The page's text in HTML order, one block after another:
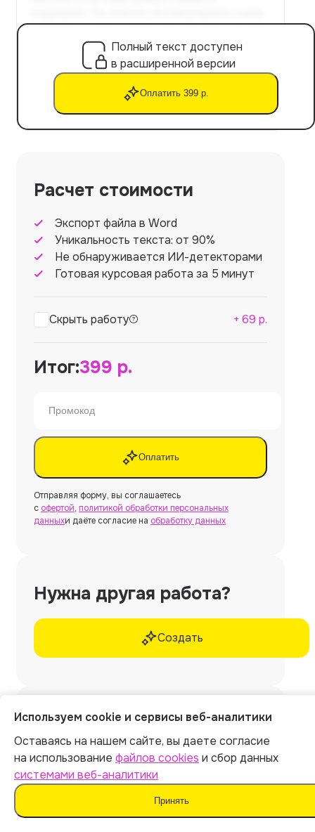
Полный текст доступен
в расширенной версии
Оплатить 399 р.
Расчет стоимости
Экспорт файла в Word
Уникальность текста: от 90%
Не обнаруживается ИИ-детекторами
Готовая курсовая работа за 5 минут
Скрыть работу + 69 р.
Итог:399 р.
Оплатить
Отправляя форму, вы соглашаетесь
с офертой, политикой обработки персональных
данныхи даёте согласие на обработку данных
Нужна другая работа?
Создать
Нужнакурсовая работа
без использования
ИИ и шаблонов?
Закажите у профессиональных экспертов
Work5
Используем cookie и сервисы веб-аналитики
Оставаясь на нашем сайте, вы даете согласие
на использование файлов cookies и сбор данных
системами веб-аналитики
Принять